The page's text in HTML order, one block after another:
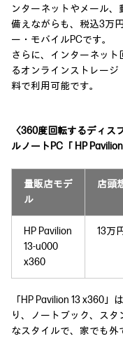
ンターネットやメール
備えながらも、税込3万
ー・モバイルPCです。
さらに、インターネッ
るオンラインストレージ
料で利用可能です。
〈360度回転するディ
ルノートPC「 HP Pavilion
量販店モデ
ル
店頭
HP Pavilion
13-u000
x360
13万
「HP Pavilion 13 x360
り、ノートブック、ス
なスタイルで、家でも